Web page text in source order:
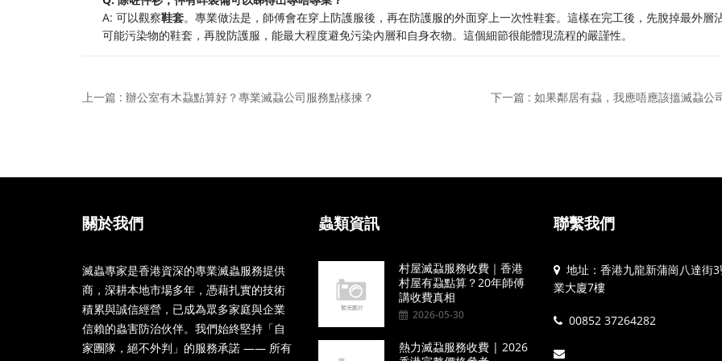
A: 可以觀察鞋套。專業做法是，師傅會在穿上防護服後，再在防護服的外面穿上一次性鞋套。這樣在完工後，先脫掉最外層
可能污染物的鞋套，再脫防護服，能最大程度避免污染內層和自身衣物。這個細節很能體現流程的嚴謹性。
上一篇 : 辦公室有木蝨點算好？專業滅蝨公司服務點樣揀？ 下一篇 : 如果鄰居有蝨，我應唔應該搵滅蝨公
關於我們
滅蟲專家是香港資深的專業滅蟲服務提供
商，深耕本地市場多年，憑藉扎實的技術
積累與誠信經營，已成為眾多家庭與企業
信賴的蟲害防治伙伴。我們始終堅持「自
家團隊，絕不外判」的服務承諾 —— 所有
蟲類資訊
村屋滅蝨服務收費｜香港
村屋有蝨點算？20年師傅
講收費真相
2026-05-30
熱力滅蝨服務收費 | 2026
聯繫我們
地址：香港九龍新蒲崗八達街
業大廈7樓
00852 37264282